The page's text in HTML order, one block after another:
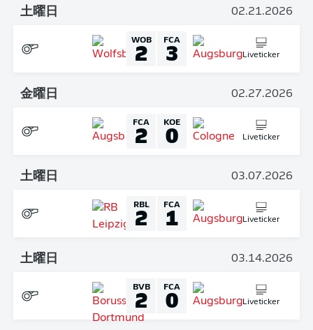
土曜日 02.21.2026
WOB
2 FCA
3 Liveticker
金曜日 02.27.2026
FCA
2 KOE
0 Liveticker
土曜日 03.07.2026
RBL
2 FCA
1 Liveticker
土曜日 03.14.2026
BVB
2 FCA
0 Liveticker